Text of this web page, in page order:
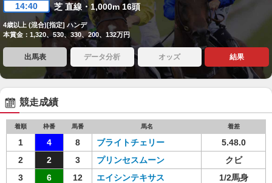
14:40 芝 直線・1,000m 16頭
4歳以上 (混合)[指定] ハンデ
本賞金：1,320、530、330、200、132万円
出馬表 データ分析 オッズ 結果
競走成績
着順 枠番 馬番 馬名 着差
1 4 8 ブライトチェリー
5.48.0
2
2 3 プリンセスムーン
クビ
3
6 12 エイシンテキサス
1/2馬身